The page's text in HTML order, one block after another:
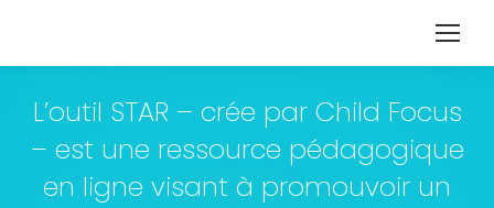
L’outil STAR – crée par Child Focus
– est une ressource pédagogique
en ligne visant à promouvoir un